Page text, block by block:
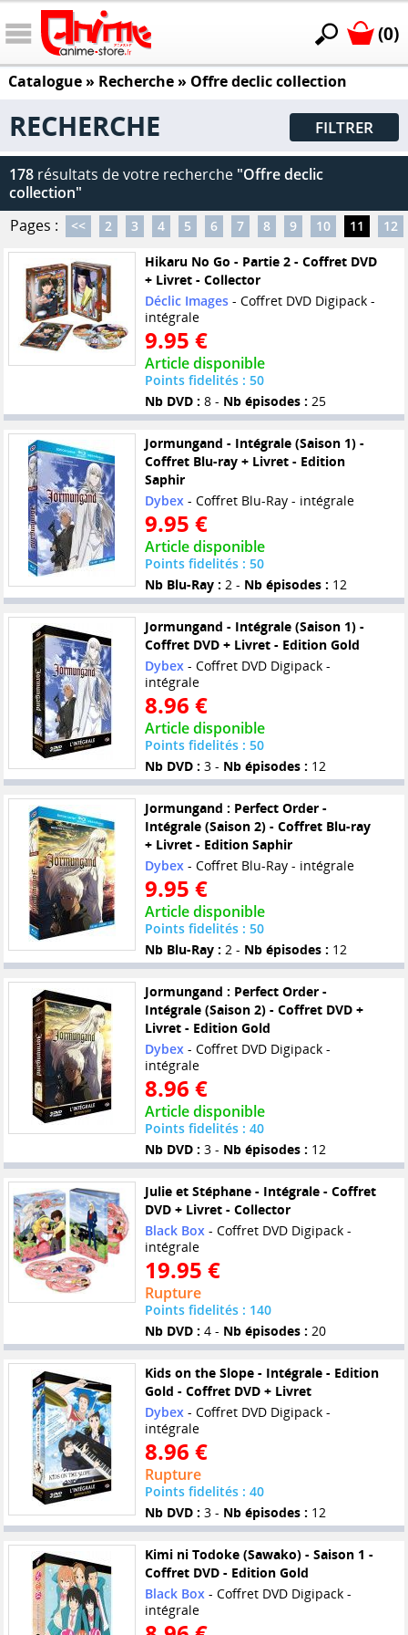
(0)
Catalogue» Recherche » Offre declic collection
RECHERCHE FILTRER
178 résultats de votre recherche "Offre declic
collection"
Pages :
<< 2 3 4 5 6 7 8 9 10 11 12
Hikaru No Go - Partie 2 - Coffret DVD
+ Livret - Collector
Déclic Images- Coffret DVD Digipack -
intégrale
9.95 €
Article disponible
Points fidelités : 50
Nb DVD : 8 - Nb épisodes : 25
Jormungand - Intégrale (Saison 1) -
Coffret Blu-ray + Livret - Edition
Saphir
Dybex- Coffret Blu-Ray - intégrale
9.95 €
Article disponible
Points fidelités : 50
Nb Blu-Ray : 2 - Nb épisodes : 12
Jormungand - Intégrale (Saison 1) -
Coffret DVD + Livret - Edition Gold
Dybex- Coffret DVD Digipack -
intégrale
8.96 €
Article disponible
Points fidelités : 50
Nb DVD : 3 - Nb épisodes : 12
Jormungand : Perfect Order -
Intégrale (Saison 2) - Coffret Blu-ray
+ Livret - Edition Saphir
Dybex- Coffret Blu-Ray - intégrale
9.95 €
Article disponible
Points fidelités : 50
Nb Blu-Ray : 2 - Nb épisodes : 12
Jormungand : Perfect Order -
Intégrale (Saison 2) - Coffret DVD +
Livret - Edition Gold
Dybex- Coffret DVD Digipack -
intégrale
8.96 €
Article disponible
Points fidelités : 40
Nb DVD : 3 - Nb épisodes : 12
Julie et Stéphane - Intégrale - Coffret
DVD + Livret - Collector
Black Box- Coffret DVD Digipack -
intégrale
19.95 €
Rupture
Points fidelités : 140
Nb DVD : 4 - Nb épisodes : 20
Kids on the Slope - Intégrale - Edition
Gold - Coffret DVD + Livret
Dybex- Coffret DVD Digipack -
intégrale
8.96 €
Rupture
Points fidelités : 40
Nb DVD : 3 - Nb épisodes : 12
Kimi ni Todoke (Sawako) - Saison 1 -
Coffret DVD - Edition Gold
Black Box- Coffret DVD Digipack -
intégrale